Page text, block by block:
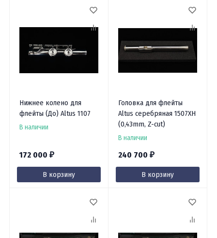
Нижнее колено для
флейты (До) Altus 1107
В наличии
172 000 ₽
В корзину
Головка для флейты
Altus серебряная 1507XH
(0,43mm, Z-cut)
В наличии
240 700 ₽
В корзину